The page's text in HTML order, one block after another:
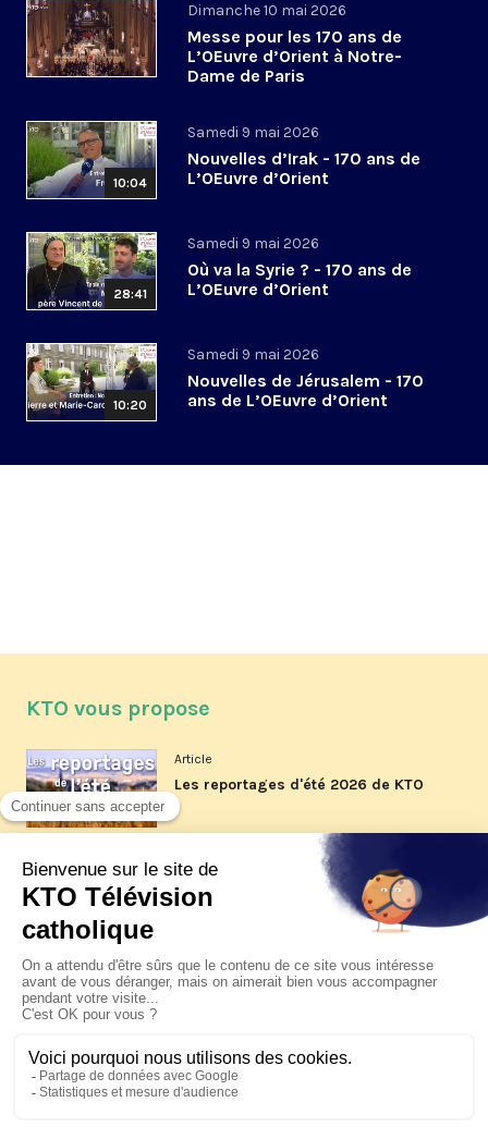
Dimanche 10 mai 2026
Messe pour les 170 ans de
L’OEuvre d’Orient à Notre-
Dame de Paris
10:04
Samedi 9 mai 2026
Nouvelles d’Irak - 170 ans de
L’OEuvre d’Orient
28:41
Samedi 9 mai 2026
Où va la Syrie ? - 170 ans de
L’OEuvre d’Orient
10:20
Samedi 9 mai 2026
Nouvelles de Jérusalem - 170
ans de L’OEuvre d’Orient
KTO vous propose
Article
Les reportages d'été 2026 de KTO
Article
La visite pastorale du pape Léon
XIV à Assise à suivre sur KTO le
Article
Le pape en Uruguay, Argentine et